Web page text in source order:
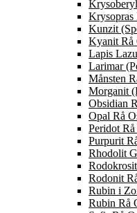
Krysopras
Kunzit
Kyanit Rå
Lapis
Larimar
Månsten
Morganit
Obsidian
Opal Rå
Peridot
Purpurit
Rhodolit
Rodonit
Rubin i
Rubin Rå